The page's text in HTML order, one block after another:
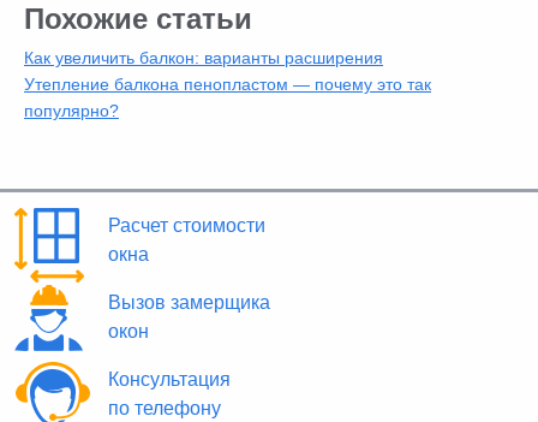
Похожие статьи
Как увеличить балкон: варианты расширения
Утепление балкона пенопластом — почему это так
популярно?
Расчет стоимости
окна
Вызов замерщика
окон
Консультация
по телефону